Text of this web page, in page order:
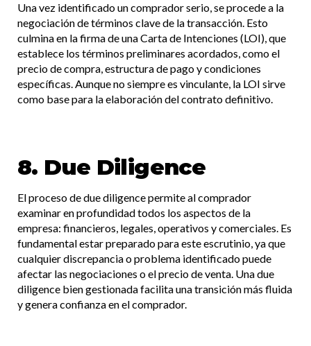
Una vez identificado un comprador serio, se procede a la
negociación de términos clave de la transacción. Esto
culmina en la firma de una Carta de Intenciones (LOI), que
establece los términos preliminares acordados, como el
precio de compra, estructura de pago y condiciones
específicas. Aunque no siempre es vinculante, la LOI sirve
como base para la elaboración del contrato definitivo.​
8. Due Diligence
El proceso de due diligence permite al comprador
examinar en profundidad todos los aspectos de la
empresa: financieros, legales, operativos y comerciales. Es
fundamental estar preparado para este escrutinio, ya que
cualquier discrepancia o problema identificado puede
afectar las negociaciones o el precio de venta. Una due
diligence bien gestionada facilita una transición más fluida
y genera confianza en el comprador.